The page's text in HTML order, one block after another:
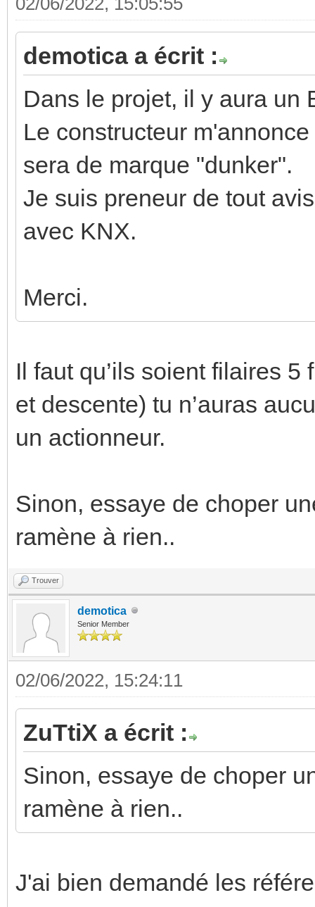
demotica a écrit :
Dans le projet, il y aura un
Le constructeur
sera de marque "dunker".
Je suis preneur de tout
avec KNX.
Merci.
Il faut qu’ils soient filaires
et descente) tu n’auras
un actionneur.
Sinon, essaye de choper
ramène à rien..
Trouver
demotica
Senior Member
02/06/2022, 15:24:11
ZuTtiX a écrit :
Sinon, essaye de choper
ramène à rien..
J'ai bien demandé les